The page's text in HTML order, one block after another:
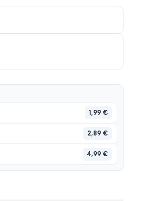
norų
sąrašą
1,99 €
2,89 €
4,99 €